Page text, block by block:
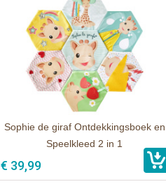
Sophie de giraf Ontdekkingsboek en
Speelkleed 2 in 1
€ 39,99